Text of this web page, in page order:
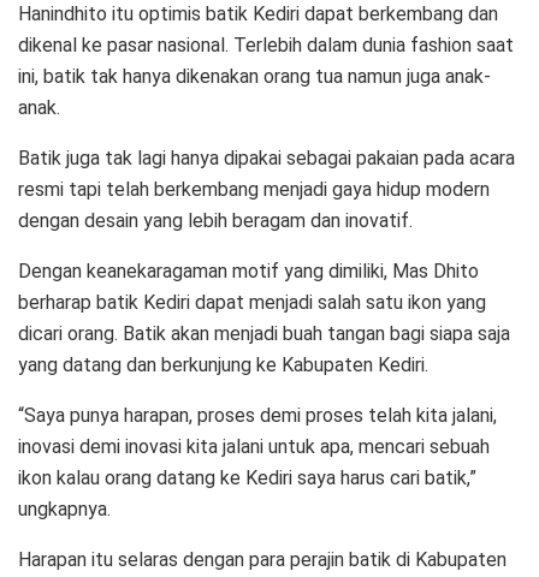
Hanindhito itu optimis batik Kediri dapat berkembang dan
dikenal ke pasar nasional. Terlebih dalam dunia fashion saat
ini, batik tak hanya dikenakan orang tua namun juga anak-
anak.
Batik juga tak lagi hanya dipakai sebagai pakaian pada acara
resmi tapi telah berkembang menjadi gaya hidup modern
dengan desain yang lebih beragam dan inovatif.
Dengan keanekaragaman motif yang dimiliki, Mas Dhito
berharap batik Kediri dapat menjadi salah satu ikon yang
dicari orang. Batik akan menjadi buah tangan bagi siapa saja
yang datang dan berkunjung ke Kabupaten Kediri.
“Saya punya harapan, proses demi proses telah kita jalani,
inovasi demi inovasi kita jalani untuk apa, mencari sebuah
ikon kalau orang datang ke Kediri saya harus cari batik,”
ungkapnya.
Harapan itu selaras dengan para perajin batik di Kabupaten